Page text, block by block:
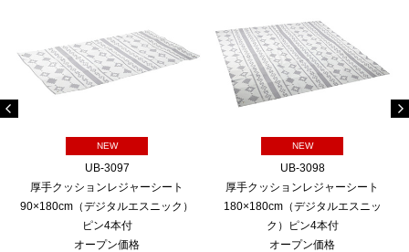
NEW
UB-3097
厚手クッションレジャーシート
90×180cm（デジタルエスニック）
ピン4本付
オープン価格
NEW
UB-3098
厚手クッションレジャーシート
180×180cm（デジタルエスニッ
ク）ピン4本付
オープン価格